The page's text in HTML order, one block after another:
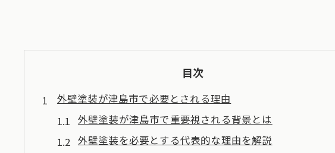
目次
外壁塗装が津島市で必要とされる理由
外壁塗装が津島市で重要視される背景とは
外壁塗装を必要とする代表的な理由を解説